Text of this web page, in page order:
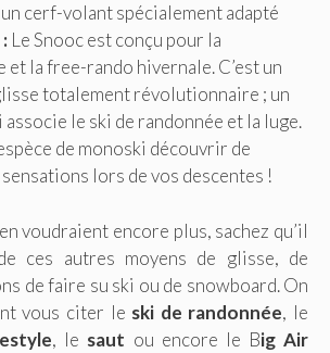
cerf-volant spécialement adapté
Le Snooc est conçu pour la
et la free-rando hivernale. C’est un
totalement révolutionnaire ; un
le ski de randonnée et la luge.
de monoski découvrir de
lors de vos descentes !
voudraient encore plus, sachez qu’il
ces autres moyens de glisse, de
de faire su ski ou de snowboard. On
vous citer le ski de randonnée, le
, le saut ou encore le Big Air